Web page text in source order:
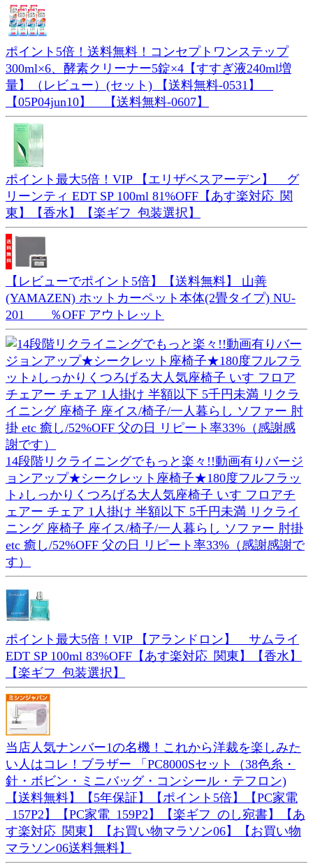
ポイント5倍！送料無料！コンセプトワンステップ
300ml×6、酵素クリーナー5錠×4【すすぎ液240ml増
量】（レビュー）(セット) 【送料無料-0531】
【05P04jun10】 【送料無料-0607】
ポイント最大5倍！VIP 【エリザベスアーデン】 グ
リーンティ EDT SP 100ml 81%OFF【あす楽対応_関
東】【香水】【楽ギフ_包装選択】
【レビューでポイント5倍】【送料無料】 山善
(YAMAZEN) ホットカーペット本体(2畳タイプ) NU-
201 ％OFF アウトレット
14段階リクライニングでもっと楽々!!動画有りバージ
ョンアップ★シークレット座椅子★180度フルフラッ
ト♪しっかりくつろげる大人気座椅子 いす フロアチ
ェアー チェア 1人掛け 半額以下 5千円未満 リクライ
ニング 座椅子 座イス/椅子/一人暮らし ソファー 肘掛
etc 癒し/52%OFF 父の日 リピート率33%（感謝感謝で
す）
ポイント最大5倍！VIP 【アランドロン】 サムライ
EDT SP 100ml 83%OFF【あす楽対応_関東】【香水】
【楽ギフ_包装選択】
当店人気ナンバー1の名機！これから洋裁を楽しみた
い人はコレ！ブラザー 「PC8000Sセット（38色糸・
針・ボビン・ミニバッグ・コンシール・テフロン)
【送料無料】【5年保証】【ポイント5倍】【PC家電
_157P2】【PC家電_159P2】【楽ギフ_のし宛書】【あ
す楽対応_関東】【お買い物マラソン06】【お買い物
マラソン06送料無料】